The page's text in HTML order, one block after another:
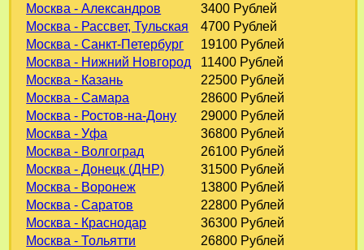
Москва - Александров
3400 Рублей
Москва - Рассвет, Тульская
4700 Рублей
Москва - Санкт-Петербург
19100 Рублей
Москва - Нижний Новгород
11400 Рублей
Москва - Казань
22500 Рублей
Москва - Самара
28600 Рублей
Москва - Ростов-на-Дону
29000 Рублей
Москва - Уфа
36800 Рублей
Москва - Волгоград
26100 Рублей
Москва - Донецк (ДНР)
31500 Рублей
Москва - Воронеж
13800 Рублей
Москва - Саратов
22800 Рублей
Москва - Краснодар
36300 Рублей
Москва - Тольятти
26800 Рублей